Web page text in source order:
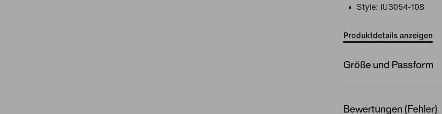
Style:
IU3054-108
Produktdetails anzeigen
Größe und Passform
Bewertungen (Fehler)